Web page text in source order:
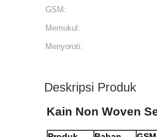
GSM:
Memukul:
Menyoroti:
Deskripsi Produk
Kain Non Woven